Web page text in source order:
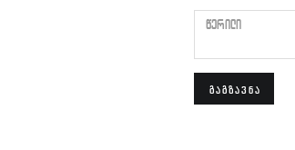
წერილი
ᲒᲐᲒᲖᲐᲕᲜᲐ